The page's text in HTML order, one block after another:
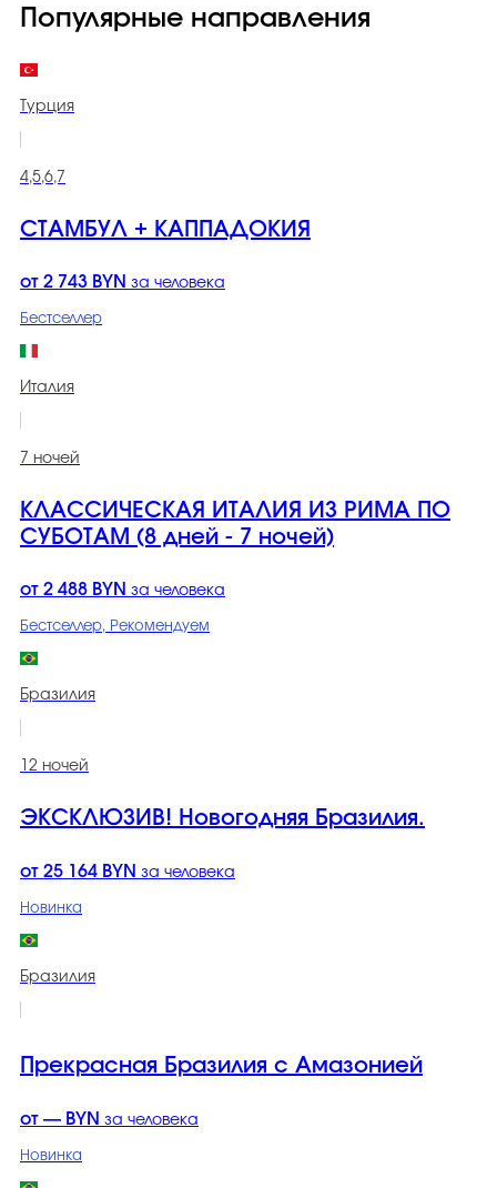
Популярные направления
Турция
4,5,6,7
СТАМБУЛ + КАППАДОКИЯ
от 2 743 BYN за человека
Бестселлер
Италия
7 ночей
КЛАССИЧЕСКАЯ ИТАЛИЯ ИЗ РИМА ПО
СУБОТАМ (8 дней - 7 ночей)
от 2 488 BYN за человека
Бестселлер, Рекомендуем
Бразилия
12 ночей
ЭКСКЛЮЗИВ! Новогодняя Бразилия.
от 25 164 BYN за человека
Новинка
Бразилия
Прекрасная Бразилия с Амазонией
от — BYN за человека
Новинка